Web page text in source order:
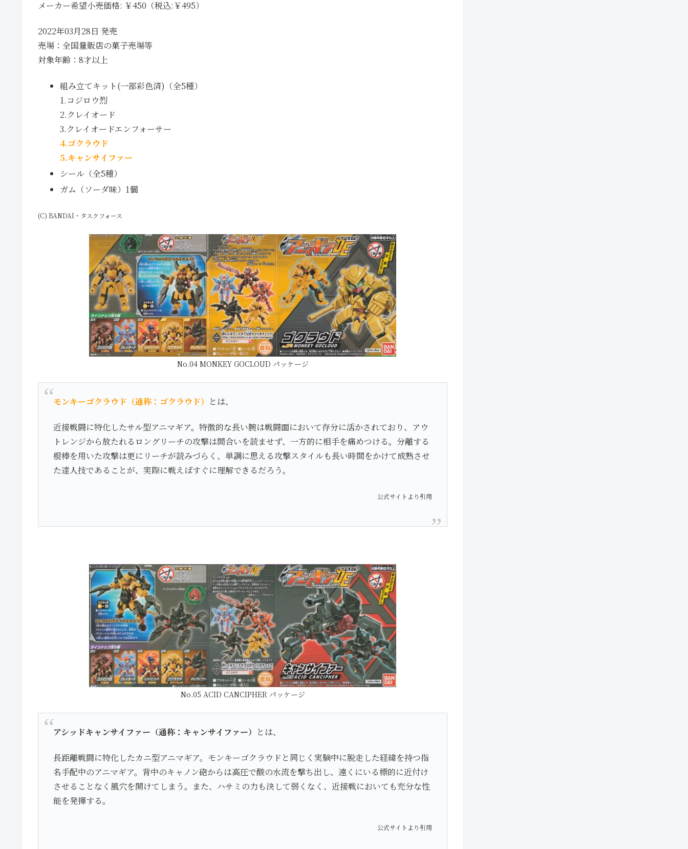
メーカー希望小売価格: ￥450（税込:￥495）
2022年03月28日 発売
売場：全国量販店の菓子売場等
対象年齢：8才以上
組み立てキット(一部彩色済)（全5種）
1.コジロウ烈
2.クレイオード
3.クレイオードエンフォーサー
4.ゴクラウド
5.キャンサイファー
シール（全5種）
ガム（ソーダ味）1個
(C) BANDAI・タスクフォース
No.04 MONKEY GOCLOUD パッケージ
モンキーゴクラウド（通称：ゴクラウド） とは、
近接戦闘に特化したサル型アニマギア。特徴的な長い腕は戦闘面において存分に活かされており、アウ
トレンジから放たれるロングリーチの攻撃は間合いを読ませず、一方的に相手を痛めつける。分離する
棍棒を用いた攻撃は更にリーチが読みづらく、単調に思える攻撃スタイルも長い時間をかけて成熟させ
た達人技であることが、実際に戦えばすぐに理解できるだろう。
公式サイトより引用
No.05 ACID CANCIPHER パッケージ
アシッドキャンサイファー（通称：キャンサイファー） とは、
長距離戦闘に特化したカニ型アニマギア。モンキーゴクラウドと同じく実験中に脱走した経緯を持つ指
名手配中のアニマギア。背中のキャノン砲からは高圧で酸の水流を撃ち出し、遠くにいる標的に近付け
させることなく風穴を開けてしまう。また、ハサミの力も決して弱くなく、近接戦においても充分な性
能を発揮する。
公式サイトより引用